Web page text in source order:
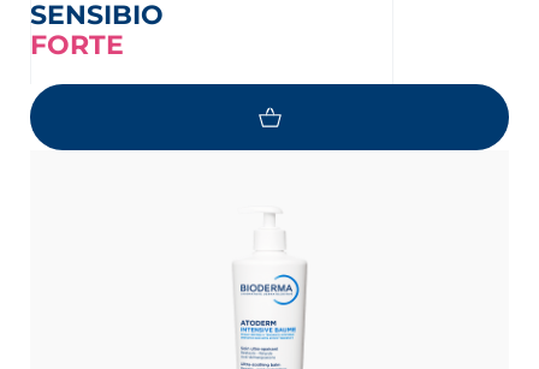
SENSIBIO
FORTE